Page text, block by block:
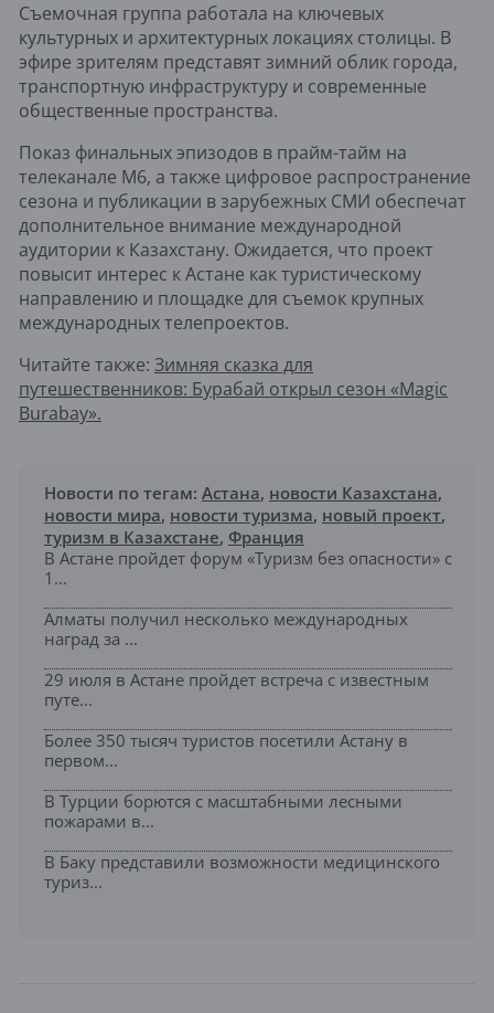
Съемочная группа работала на ключевых
культурных и архитектурных локациях столицы. В
эфире зрителям представят зимний облик города,
транспортную инфраструктуру и современные
общественные пространства.
Показ финальных эпизодов в прайм-тайм на
телеканале M6, а также цифровое распространение
сезона и публикации в зарубежных СМИ обеспечат
дополнительное внимание международной
аудитории к Казахстану. Ожидается, что проект
повысит интерес к Астане как туристическому
направлению и площадке для съемок крупных
международных телепроектов.
Читайте также: Зимняя сказка для
путешественников: Бурабай открыл сезон «Magic
Burabay».
Новости по тегам: Астана, новости Казахстана,
новости мира, новости туризма, новый проект,
туризм в Казахстане, Франция
В Астане пройдет форум «Туризм без опасности» с
1...
Алматы получил несколько международных
наград за ...
29 июля в Астане пройдет встреча с известным
путе...
Более 350 тысяч туристов посетили Астану в
первом...
В Турции борются с масштабными лесными
пожарами в...
В Баку представили возможности медицинского
туриз...